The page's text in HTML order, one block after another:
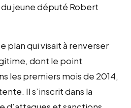
du jeune député Robert
plan qui visait à renverser
dont le point
les premiers mois de 2014,
Il s’inscrit dans la